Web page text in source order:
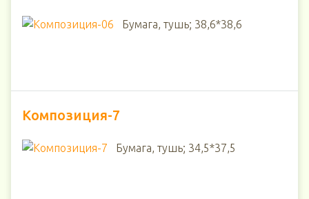
Бумага, тушь; 38,6*38,6
Композиция-7
Бумага, тушь; 34,5*37,5